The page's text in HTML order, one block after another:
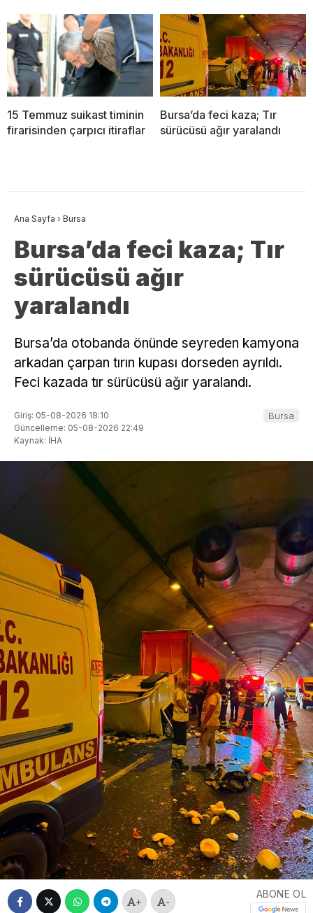
15 Temmuz suikast timinin
firarisinden çarpıcı itiraflar
Bursa’da feci kaza; Tır
sürücüsü ağır yaralandı
Ana Sayfa › Bursa
Bursa’da feci kaza; Tır
sürücüsü ağır
yaralandı
Bursa’da otobanda önünde seyreden kamyona
arkadan çarpan tırın kupası dorseden ayrıldı.
Feci kazada tır sürücüsü ağır yaralandı.
Giriş: 05-08-2026 18:10
Güncelleme: 05-08-2026 22:49
Kaynak: İHA
Bursa
+ -
ABONE OL